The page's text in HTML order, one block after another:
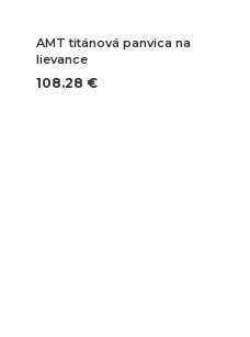
AMT titánová panvica na
lievance
108.28 €